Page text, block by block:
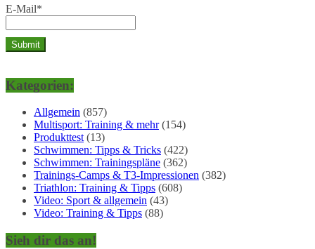
E-Mail*
Kategorien:
Allgemein (857)
Multisport: Training & mehr(154)
Produkttest(13)
Schwimmen: Tipps & Tricks (422)
Schwimmen: Trainingspläne (362)
Trainings-Camps & T3-Impressionen (382)
Triathlon: Training & Tipps (608)
Video: Sport & allgemein (43)
Video: Training & Tipps (88)
Sieh dir das an!